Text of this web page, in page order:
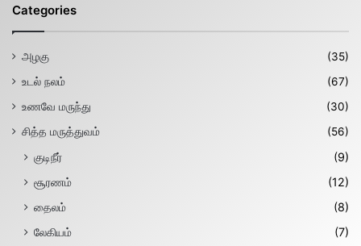
Categories
அழகு
(35)
உடல் நலம்
(67)
உணவே மருந்து
(30)
சித்த மருத்துவம்
(56)
குடிநீர்
(9)
சூரணம்
(12)
தைலம்
(8)
லேகியம்
(7)